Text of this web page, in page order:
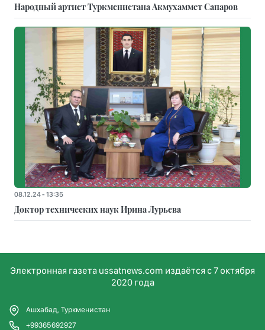
Народный артист Туркменистана Акмухаммет Сапаров
08.12.24 - 13:35
Доктор технических наук Ирина Лурьева
Электронная газета ussatnews.com издаётся с 7 октября
2020 года
Ашхабад, Туркменистан
+99365692927